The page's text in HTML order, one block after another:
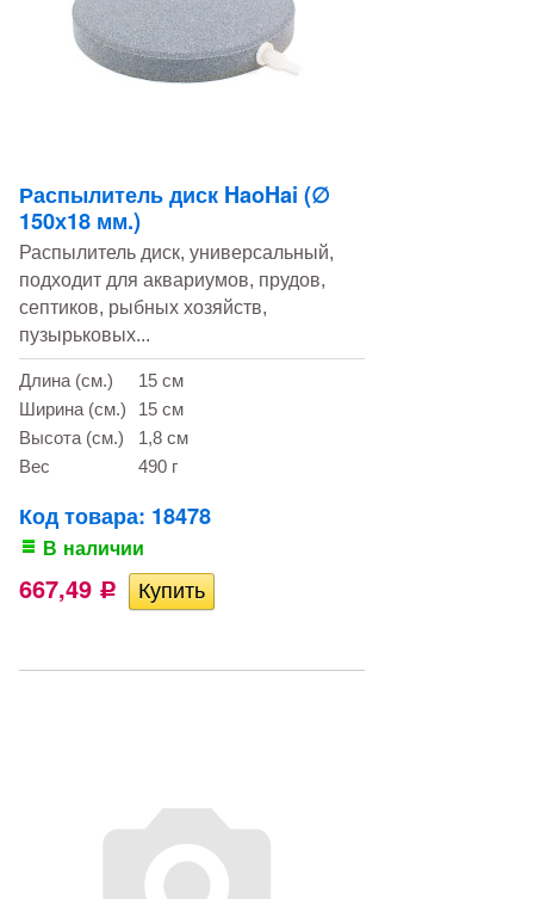
Распылитель диск HaoHai (∅
150х18 мм.)
Распылитель диск, универсальный,
подходит для аквариумов, прудов,
септиков, рыбных хозяйств,
пузырьковых...
Длина (см.)
15 см
Ширина (см.)
15 см
Высота (см.)
1,8 см
Вес
490 г
Код товара: 18478
В наличии
667,49 Р